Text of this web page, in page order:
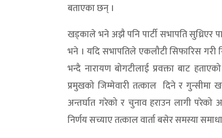
बताएका छन् ।
खड्काले भने अझै पनि पार्टी सभापति सुध्रिएर
भने । यदि सभापतिले एकलौटी सिफारिस
भन्दै नारायण बोगटीलाई प्रवक्ता बाट
प्रमुखको जिम्मेवारी तत्काल दिने र
अन्तर्घात गरेको र चुनाव हराउन लागी परेको
निर्णय सच्याए तत्काल वार्ता बसेर समस्या